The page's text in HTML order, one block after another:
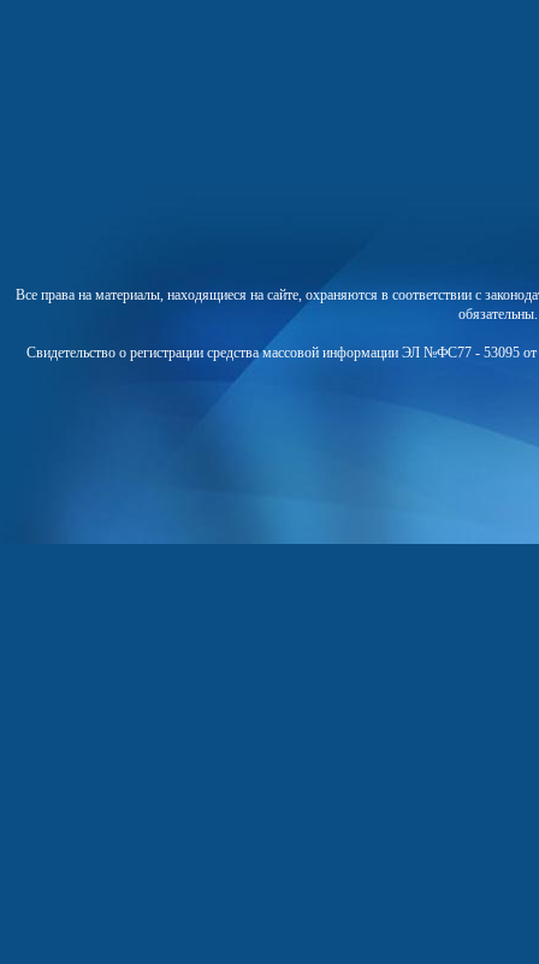
Все права на материалы, находящиеся на сайте, охраняются в соответствии с
Свидетельство о регистрации средства массовой информации ЭЛ №ФС77 - 53095